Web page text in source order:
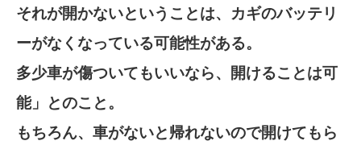
それが開かないということは、カギのバッテリ
ーがなくなっている可能性がある。
多少車が傷ついてもいいなら、開けることは可
能」とのこと。
もちろん、車がないと帰れないので開けてもら